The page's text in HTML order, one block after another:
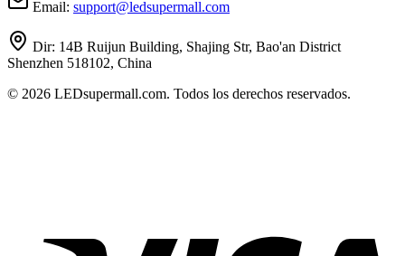
Email: support@ledsupermall.com
Dir: 14B Ruijun Building, Shajing Str, Bao'an District
Shenzhen 518102, China
© 2026 LEDsupermall.com. Todos los derechos reservados.